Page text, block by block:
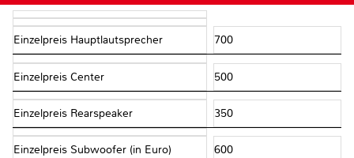
Einzelpreis Hauptlautsprecher 700
Einzelpreis Center 500
Einzelpreis Rearspeaker 350
Einzelpreis Subwoofer (in Euro) 600